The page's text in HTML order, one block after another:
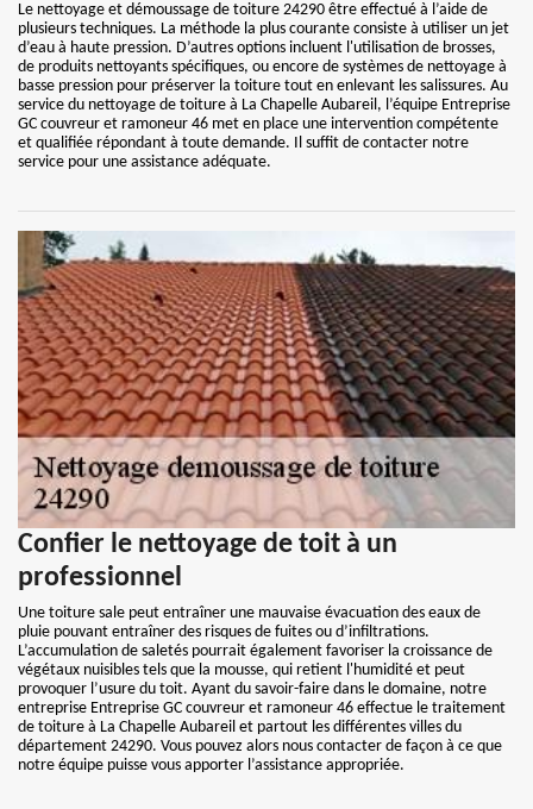
Le nettoyage et démoussage de toiture 24290 être effectué à l’aide de
plusieurs techniques. La méthode la plus courante consiste à utiliser un jet
d’eau à haute pression. D’autres options incluent l'utilisation de brosses,
de produits nettoyants spécifiques, ou encore de systèmes de nettoyage à
basse pression pour préserver la toiture tout en enlevant les salissures. Au
service du nettoyage de toiture à La Chapelle Aubareil, l’équipe Entreprise
GC couvreur et ramoneur 46 met en place une intervention compétente
et qualifiée répondant à toute demande. Il suffit de contacter notre
service pour une assistance adéquate.
Confier le nettoyage de toit à un
professionnel
Une toiture sale peut entraîner une mauvaise évacuation des eaux de
pluie pouvant entraîner des risques de fuites ou d’infiltrations.
L’accumulation de saletés pourrait également favoriser la croissance de
végétaux nuisibles tels que la mousse, qui retient l'humidité et peut
provoquer l’usure du toit. Ayant du savoir-faire dans le domaine, notre
entreprise Entreprise GC couvreur et ramoneur 46 effectue le traitement
de toiture à La Chapelle Aubareil et partout les différentes villes du
département 24290. Vous pouvez alors nous contacter de façon à ce que
notre équipe puisse vous apporter l’assistance appropriée.